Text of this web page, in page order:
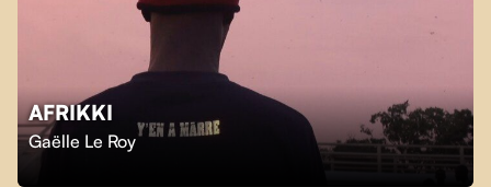
AFRIKKI
Gaëlle Le Roy